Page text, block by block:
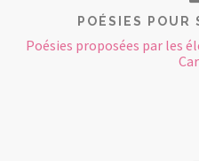
POÉSIES POUR
Poésies proposées par les